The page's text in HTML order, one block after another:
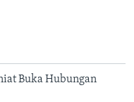
Buka Hubungan